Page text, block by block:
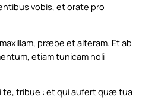
vobis, et orate pro
præbe et alteram. Et ab
etiam tunicam noli
te, tribue : et qui aufert quæ tua